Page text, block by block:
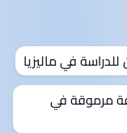
في ماليزيا
مرموقة في